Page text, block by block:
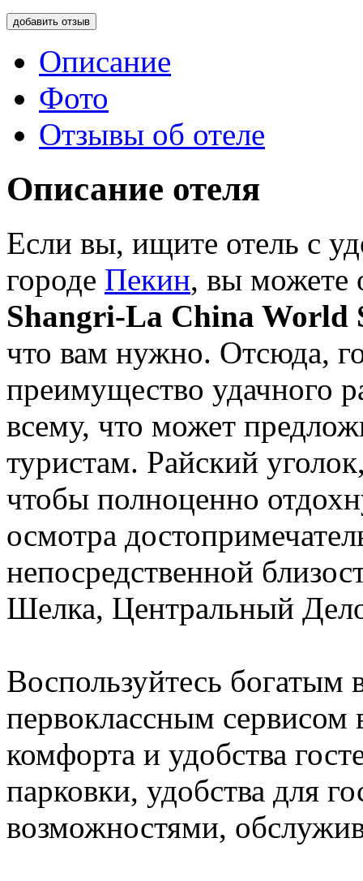
добавить отзыв
Описание
Фото
Отзывы об отеле
Описание отеля
Если вы, ищите отель с
городе Пекин, вы можете
Shangri-La China World
что вам нужно. Отсюда,
преимущество удачного
всему, что может
туристам. Райский
чтобы полноценно
осмотра
непосредственной
Шелка, Центральный
Воспользуйтесь богатым
первоклассным сервисом
комфорта и удобства
парковки, удобства для
возможностями,